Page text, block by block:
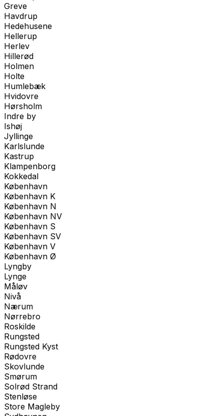
Greve
Havdrup
Hedehusene
Hellerup
Herlev
Hillerød
Holmen
Holte
Humlebæk
Hvidovre
Hørsholm
Indre by
Ishøj
Jyllinge
Karlslunde
Kastrup
Klampenborg
Kokkedal
København
København K
København N
København NV
København S
København SV
København V
København Ø
Lyngby
Lynge
Måløv
Nivå
Nærum
Nørrebro
Roskilde
Rungsted
Rungsted Kyst
Rødovre
Skovlunde
Smørum
Solrød Strand
Stenløse
Store Magleby